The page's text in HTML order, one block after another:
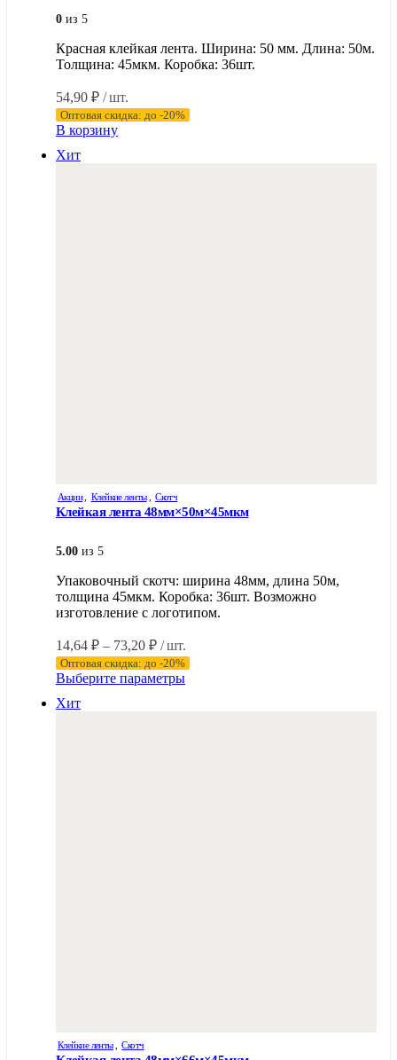
0 из 5
Красная клейкая лента. Ширина: 50 мм. Длина: 50м.
Толщина: 45мкм. Коробка: 36шт.
54,90 ₽ / шт.
Оптовая скидка: до -20%
В корзину
Хит
Акции, Клейкие ленты , Скотч
Клейкая лента 48мм×50м×45мкм
5.00 из 5
Упаковочный скотч: ширина 48мм, длина 50м,
толщина 45мкм. Коробка: 36шт. Возможно
изготовление с логотипом.
14,64 ₽ – 73,20 ₽Диапазон
цен:
14,64 ₽
/ шт.
Оптовая скидка: до -20%
Выберите параметрыЭтот
Хит
Клейкие ленты, Скотч